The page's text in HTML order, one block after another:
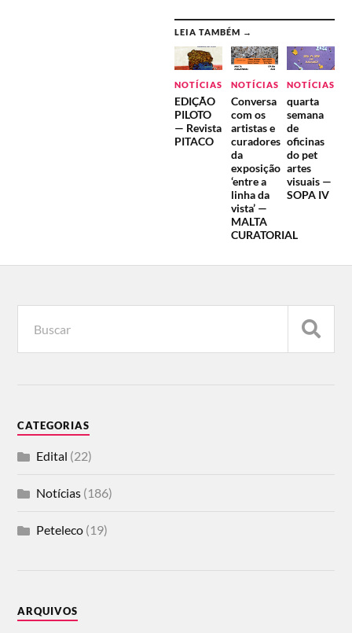
LEIA TAMBÉM →
NOTÍCIAS
EDIÇÃO
PILOTO
— Revista
PITACO
NOTÍCIAS
Conversa
com os
artistas e
curadores
da
exposição
‘entre a
linha da
vista’ —
MALTA
CURATORIAL
NOTÍCIAS
quarta
semana
de
oficinas
do pet
artes
visuais —
SOPA IV
CATEGORIAS
Edital (22)
Notícias (186)
Peteleco (19)
ARQUIVOS